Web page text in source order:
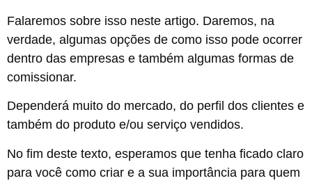
Falaremos sobre isso neste artigo. Daremos, na
verdade, algumas opções de como isso pode ocorrer
dentro das empresas e também algumas formas de
comissionar.
Dependerá muito do mercado, do perfil dos clientes e
também do produto e/ou serviço vendidos.
No fim deste texto, esperamos que tenha ficado claro
para você como criar e a sua importância para quem